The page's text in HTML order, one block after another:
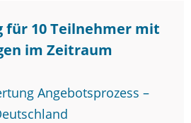
für 10 Teilnehmer mit
im Zeitraum
Angebotsprozess –